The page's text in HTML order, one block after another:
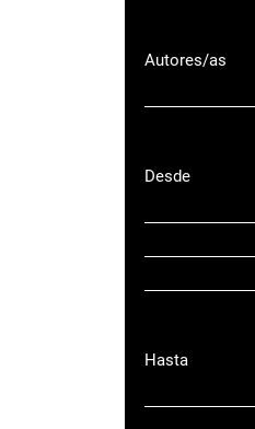
Autores/as
Desde
Hasta